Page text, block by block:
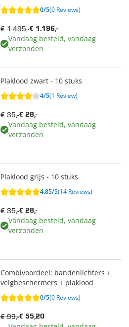
0/5(0 Reviews)
€ 1.196,-
€ 1.495,-
Vandaag besteld, vandaag
verzonden
Plaklood zwart - 10 stuks
4/5(1 Review)
€ 28,-
€ 35,-
Vandaag besteld, vandaag
verzonden
Plaklood grijs - 10 stuks
4.85/5(14 Reviews)
€ 28,-
€ 35,-
Vandaag besteld, vandaag
verzonden
Combivoordeel: bandenlichters +
velgbeschermers + plaklood
0/5(0 Reviews)
€ 55,20
€ 99,-